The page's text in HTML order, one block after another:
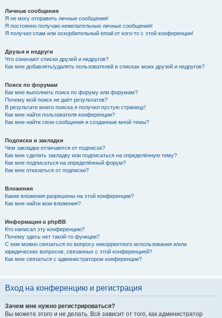
Личные сообщения
Я не могу отправить личные сообщения!
Я постоянно получаю нежелательные личные сообщения!
Я получил спам или оскорбительный email от кого-то с этой конференции!
Друзья и недруги
Что означают списки друзей и недругов?
Как мне добавлять/удалять пользователей в списках моих друзей и недругов?
Поиск по форумам
Как мне выполнить поиск по форуму или форумам?
Почему мой поиск не даёт результатов?
В результате моего поиска я получил пустую страницу!
Как мне найти пользователя конференции?
Как мне найти свои сообщения и созданные мной темы?
Подписки и закладки
Чем закладки отличаются от подписок?
Как мне сделать закладку или подписаться на определённую тему?
Как мне подписаться на определённый форум?
Как мне отказаться от подписки?
Вложения
Какие вложения разрешены на этой конференции?
Как мне найти мои вложения?
Информация о phpBB
Кто написал эту конференцию?
Почему здесь нет такой-то функции?
С кем можно связаться по вопросу некорректного использования и/или
юридических вопросов, связанных с этой конференцией?
Как мне связаться с администратором конференции?
Вход на конференцию и регистрация
Зачем мне нужно регистрироваться?
Вы можете этого и не делать. Всё зависит от того, как администратор